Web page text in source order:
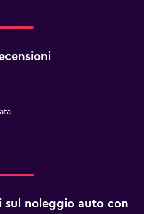
sul noleggio auto con